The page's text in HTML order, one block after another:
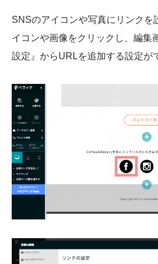
SNSのアイコンや写真にリンクを
イコンや画像をクリックし、編集
設定』からURLを追加する設定が